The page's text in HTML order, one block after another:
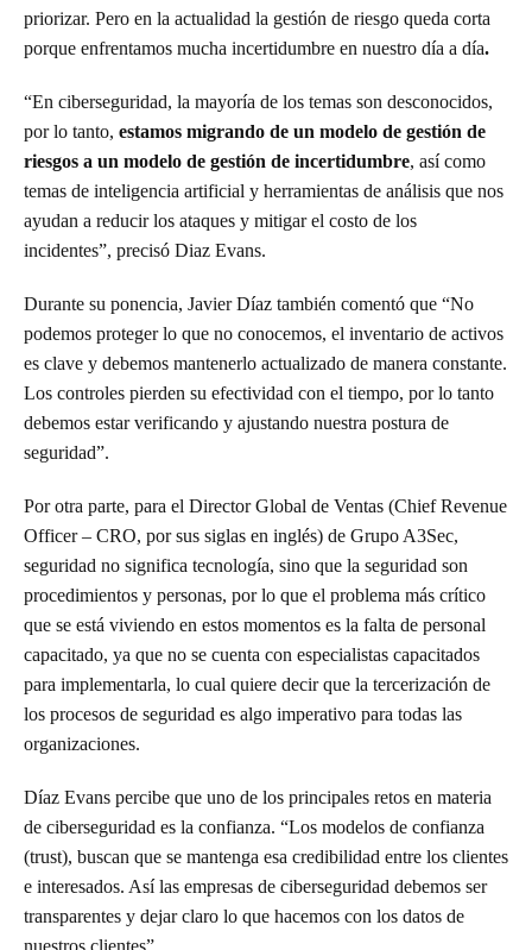
priorizar. Pero en la actualidad la gestión de riesgo queda corta
porque enfrentamos mucha incertidumbre en nuestro día a día.
“En ciberseguridad, la mayoría de los temas son desconocidos,
por lo tanto, estamos migrando de un modelo de gestión de
riesgos a un modelo de gestión de incertidumbre, así como
temas de inteligencia artificial y herramientas de análisis que nos
ayudan a reducir los ataques y mitigar el costo de los
incidentes”, precisó Diaz Evans.
Durante su ponencia, Javier Díaz también comentó que “No
podemos proteger lo que no conocemos, el inventario de activos
es clave y debemos mantenerlo actualizado de manera constante.
Los controles pierden su efectividad con el tiempo, por lo tanto
debemos estar verificando y ajustando nuestra postura de
seguridad”.
Por otra parte, para el Director Global de Ventas (Chief Revenue
Officer – CRO, por sus siglas en inglés) de Grupo A3Sec,
seguridad no significa tecnología, sino que la seguridad son
procedimientos y personas, por lo que el problema más crítico
que se está viviendo en estos momentos es la falta de personal
capacitado, ya que no se cuenta con especialistas capacitados
para implementarla, lo cual quiere decir que la tercerización de
los procesos de seguridad es algo imperativo para todas las
organizaciones.
Díaz Evans percibe que uno de los principales retos en materia
de ciberseguridad es la confianza. “Los modelos de confianza
(trust), buscan que se mantenga esa credibilidad entre los clientes
e interesados. Así las empresas de ciberseguridad debemos ser
transparentes y dejar claro lo que hacemos con los datos de
nuestros clientes”.